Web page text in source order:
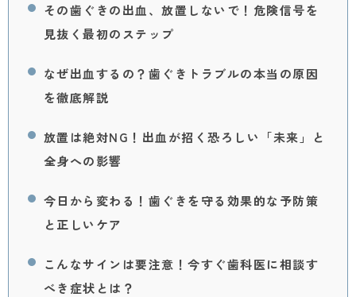
その歯ぐきの出血、放置しないで！危険信号を
見抜く最初のステップ
なぜ出血するの？歯ぐきトラブルの本当の原因
を徹底解説
放置は絶対NG！出血が招く恐ろしい「未来」と
全身への影響
今日から変わる！歯ぐきを守る効果的な予防策
と正しいケア
こんなサインは要注意！今すぐ歯科医に相談す
べき症状とは？